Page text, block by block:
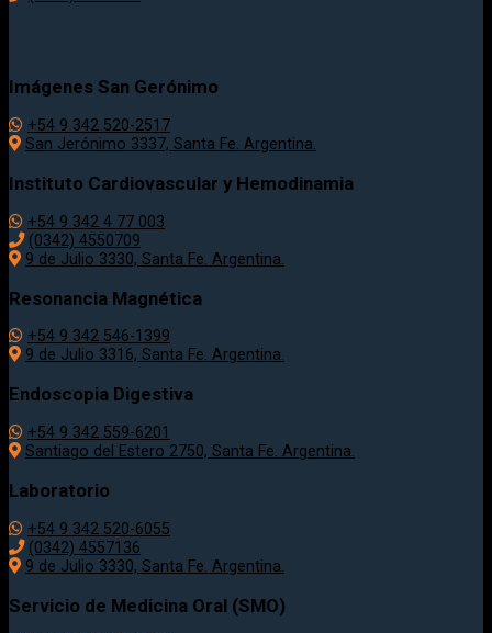
Imágenes San Gerónimo
+54 9 342 520-2517
San Jerónimo 3337, Santa Fe. Argentina.
Instituto Cardiovascular y Hemodinamia
+54 9 342 4 77 003
(0342) 4550709
9 de Julio 3330, Santa Fe. Argentina.
Resonancia Magnética
+54 9 342 546-1399
9 de Julio 3316, Santa Fe. Argentina.
Endoscopia Digestiva
+54 9 342 559-6201
Santiago del Estero 2750, Santa Fe. Argentina.
Laboratorio
+54 9 342 520-6055
(0342) 4557136
9 de Julio 3330, Santa Fe. Argentina.
Servicio de Medicina Oral (SMO)